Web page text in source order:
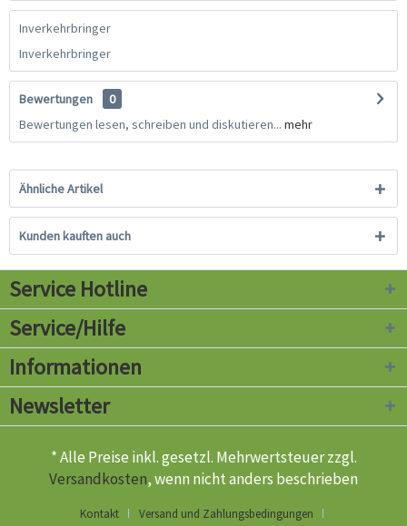
Inverkehrbringer
Inverkehrbringer
Bewertungen
0
Bewertungen lesen, schreiben und diskutieren... mehr
Ähnliche Artikel
Kunden kauften auch
Service Hotline
Service/Hilfe
Informationen
Newsletter
* Alle Preise inkl. gesetzl. Mehrwertsteuer zzgl.
Versandkosten, wenn nicht anders beschrieben
Kontakt Versand und Zahlungsbedingungen